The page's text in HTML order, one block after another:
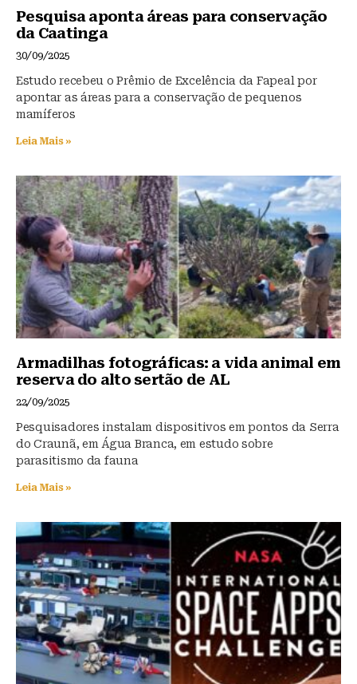
Pesquisa aponta áreas para conservação
da Caatinga
30/09/2025
Estudo recebeu o Prêmio de Excelência da Fapeal por
apontar as áreas para a conservação de pequenos
mamíferos
Leia Mais »
Armadilhas fotográficas: a vida animal em
reserva do alto sertão de AL
22/09/2025
Pesquisadores instalam dispositivos em pontos da Serra
do Craunã, em Água Branca, em estudo sobre
parasitismo da fauna
Leia Mais »